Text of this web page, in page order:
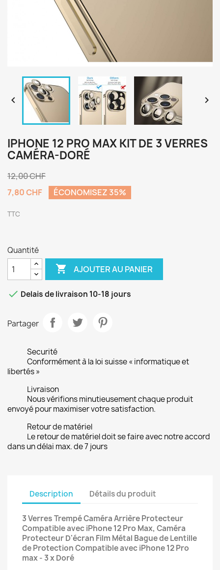
 
IPHONE 12 PRO MAX KIT DE 3 VERRES
CAMÉRA-DORÉ
12,00 CHF
7,80 CHF
ÉCONOMISEZ 35%
TTC
Quantité
 AJOUTER AU PANIER
 Delais de livraison 10-18 jours
Partager
Securité
Conformément à la loi suisse « informatique et
libertés »
Livraison
Nous vérifions minutieusement chaque produit
envoyé pour maximiser votre satisfaction.
Retour de matériel
Le retour de matériel doit se faire avec notre accord
dans un délai max. de 7 jours
Description Détails du produit
3 Verres Trempé Caméra Arrière Protecteur
Compatible avec iPhone 12 Pro Max, Caméra
Protecteur D'écran Film Métal Bague de Lentille
de Protection Compatible avec iPhone 12 Pro
max - 3 x Doré